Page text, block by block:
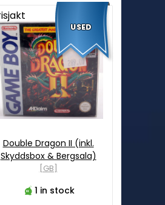
Double Dragon II (inkl.
Skyddsbox & Bergsala)
[GB]
1 in stock
USED